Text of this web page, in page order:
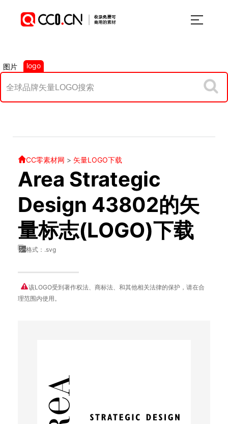
图片 logo
CC零素材网 > 矢量LOGO下载
Area Strategic
Design 43802的矢
量标志(LOGO)下载
格式：.svg
该LOGO受到著作权法、商标法、和其他相关法律的保护，请在合
理范围内使用。